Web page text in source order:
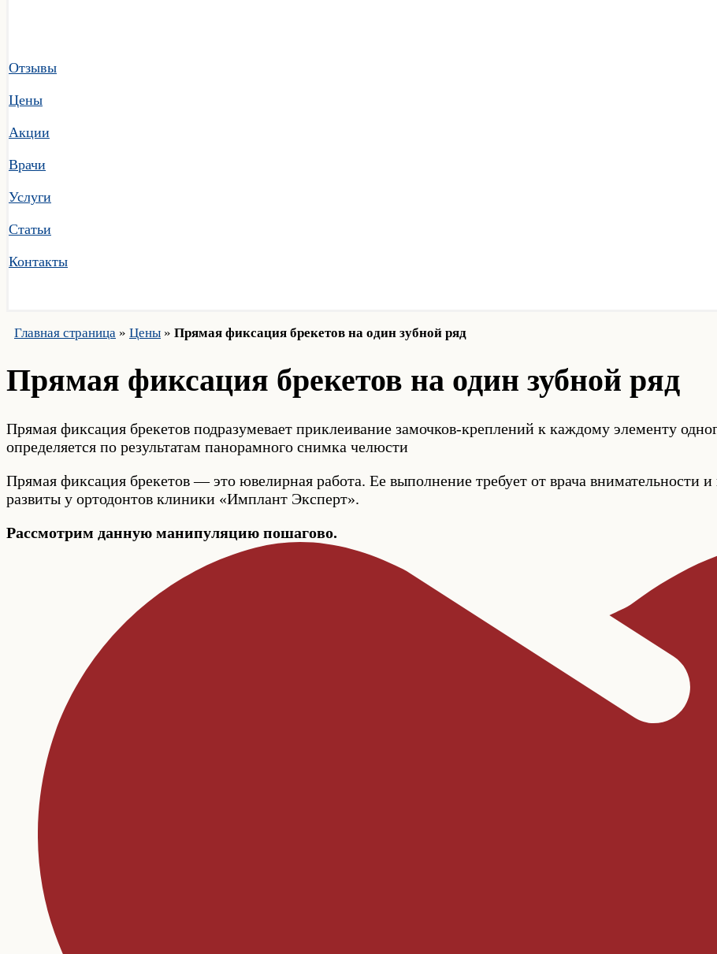
Отзывы
Цены
Акции
Врачи
Услуги
Статьи
Контакты
Главная страница » Цены » Прямая фиксация брекетов на один зубной ряд
Прямая фиксация брекетов на один зубной ряд
Прямая фиксация брекетов подразумевает приклеивание замочков-креплений к каждому элементу
определяется по результатам панорамного снимка челюсти
Прямая фиксация брекетов — это ювелирная работа. Ее выполнение требует от врача внимательности
развиты у ортодонтов клиники «Имплант Эксперт».
Рассмотрим данную манипуляцию пошагово.